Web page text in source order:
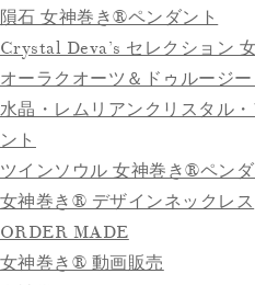
隕石 女神巻き®ペンダント
Crystal Deva’s セレクション
オーラクオーツ＆ドゥルージ
水晶・レムリアンクリスタル
ント
ツインソウル 女神巻き®ペンダ
女神巻き® デザインネックレス
ORDER MADE
女神巻き® 動画販売